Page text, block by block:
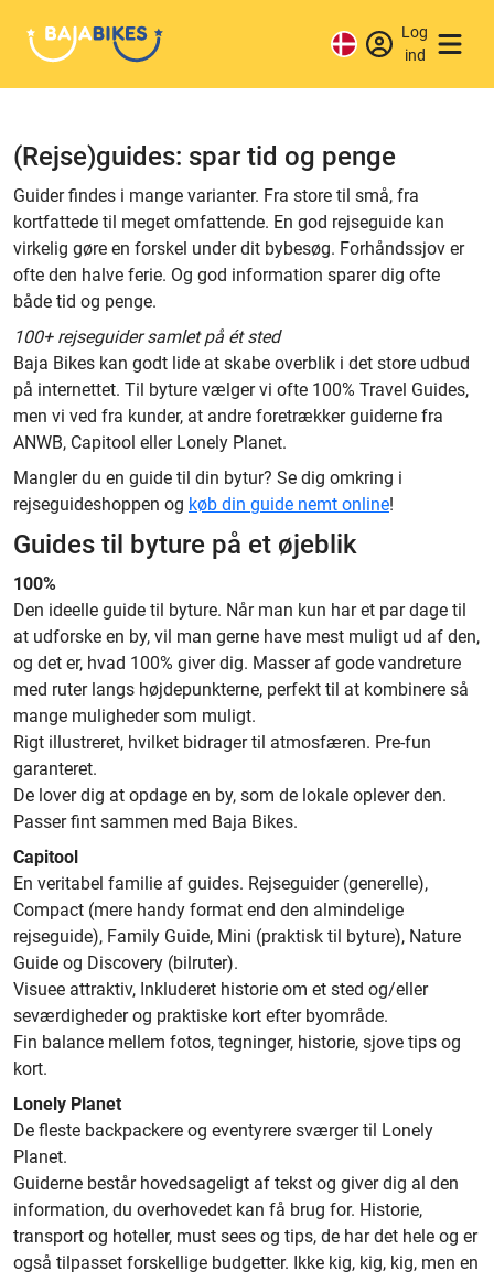
Log
ind
(Rejse)guides: spar tid og penge
Guider findes i mange varianter. Fra store til små, fra
kortfattede til meget omfattende. En god rejseguide kan
virkelig gøre en forskel under dit bybesøg. Forhåndssjov er
ofte den halve ferie. Og god information sparer dig ofte
både tid og penge.
100+ rejseguider samlet på ét sted
Baja Bikes kan godt lide at skabe overblik i det store udbud
på internettet. Til byture vælger vi ofte 100% Travel Guides,
men vi ved fra kunder, at andre foretrækker guiderne fra
ANWB, Capitool eller Lonely Planet.
Mangler du en guide til din bytur? Se dig omkring i
rejseguideshoppen og køb din guide nemt online!
Guides til byture på et øjeblik
100%
Den ideelle guide til byture. Når man kun har et par dage til
at udforske en by, vil man gerne have mest muligt ud af den,
og det er, hvad 100% giver dig. Masser af gode vandreture
med ruter langs højdepunkterne, perfekt til at kombinere så
mange muligheder som muligt.
Rigt illustreret, hvilket bidrager til atmosfæren. Pre-fun
garanteret.
De lover dig at opdage en by, som de lokale oplever den.
Passer fint sammen med Baja Bikes.
Capitool
En veritabel familie af guides. Rejseguider (generelle),
Compact (mere handy format end den almindelige
rejseguide), Family Guide, Mini (praktisk til byture), Nature
Guide og Discovery (bilruter).
Visuee attraktiv, Inkluderet historie om et sted og/eller
seværdigheder og praktiske kort efter byområde.
Fin balance mellem fotos, tegninger, historie, sjove tips og
kort.
Lonely Planet
De fleste backpackere og eventyrere sværger til Lonely
Planet.
Guiderne består hovedsageligt af tekst og giver dig al den
information, du overhovedet kan få brug for. Historie,
transport og hoteller, must sees og tips, de har det hele og er
også tilpasset forskellige budgetter. Ikke kig, kig, kig, men en